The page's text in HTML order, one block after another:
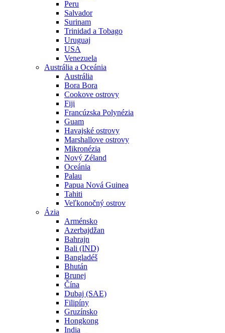
Peru
Salvador
Surinam
Trinidad a Tobago
Uruguaj
USA
Venezuela
Austrália a Oceánia
Austrália
Bora Bora
Cookove ostrovy
Fiji
Francúzska Polynézia
Guam
Havajské ostrovy
Marshallove ostrovy
Mikronézia
Nový Zéland
Oceánia
Palau
Papua Nová Guinea
Tahiti
Veľkonočný ostrov
Ázia
Arménsko
Azerbajdžan
Bahrajn
Bali (IND)
Bangladéš
Bhután
Brunej
Čína
Dubaj (SAE)
Filipíny
Gruzínsko
Hongkong
India